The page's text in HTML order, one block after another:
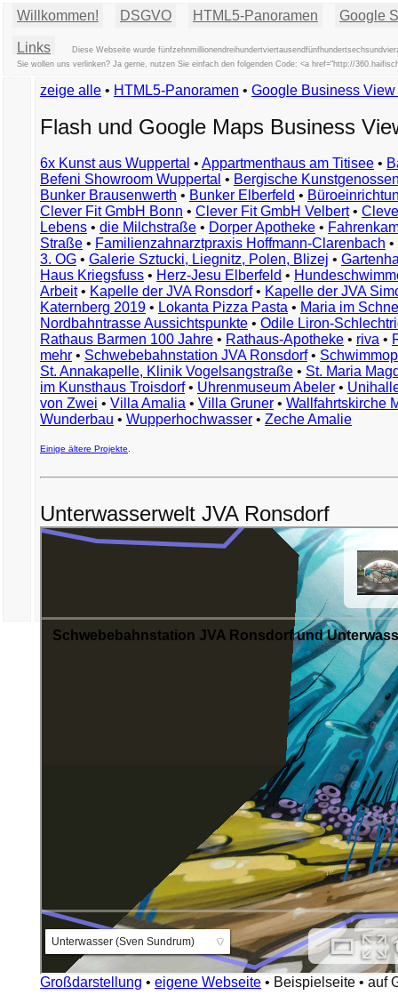
Willkommen! DSGVO HTML5-Panoramen Google
Links
Diese Webseite wurde
Sie wollen uns verlinken? Ja gerne, nutzen Sie einfach den folgenden Code: <a href="http://
zeige alle • HTML5-Panoramen • Google Business
Flash und Google Maps Business
6x Kunst aus Wuppertal • Appartmenthaus am Titisee •
Befeni Showroom Wuppertal • Bergische
Bunker Brausenwerth • Bunker Elberfeld •
Clever Fit GmbH Bonn • Clever Fit GmbH Velbert•
Lebens • die Milchstraße • Dorper Apotheke •
Straße • Familienzahnarztpraxis Hoffmann-Clarenbach •
3. OG • Galerie Sztucki, Liegnitz, Polen, Blizej •
Haus Kriegsfuss • Herz-Jesu Elberfeld •
Arbeit• Kapelle der JVA Ronsdorf• Kapelle der JVA
Katernberg 2019 • Lokanta Pizza Pasta • Maria im
Nordbahntrasse Aussichtspunkte • Odile Liron-
Rathaus Barmen 100 Jahre • Rathaus-Apotheke • riva •
mehr • Schwebebahnstation JVA Ronsdorf•
St. Annakapelle, Klinik Vogelsangstraße • St. Maria
im Kunsthaus Troisdorf• Uhrenmuseum Abeler •
von Zwei • Villa Amalia • Villa Gruner • Wallfahrtskirche
Wunderbau • Wupperhochwasser • Zeche Amalie
Einige ältere Projekte
Unterwasserwelt JVA Ronsdorf
Großdarstellung • eigene Webseite • Beispielseite • auf